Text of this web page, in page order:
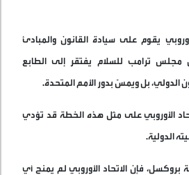
يقوم على سيادة القانون والمبادئ
مجلس ترامب للسلام يفتقر إلى الطابع
الدولي، بل ويمسّ بدور الأمم المتحدة.
الأوروبي على مثل هذه الخطة قد تؤدي
الدولية.
فإن الاتحاد الأوروبي لم يمنح أي